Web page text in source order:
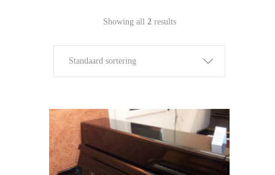
Showing all 2results
Standaard sortering